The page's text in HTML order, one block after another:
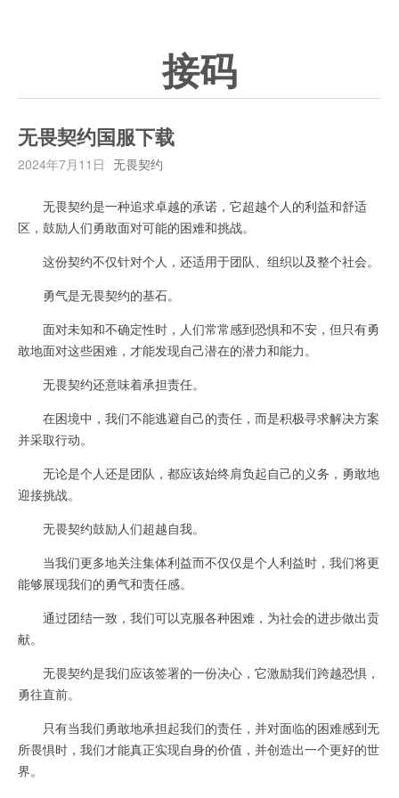
接码
无畏契约国服下载
2024年7月11日 无畏契约
无畏契约是一种追求卓越的承诺，它超越个人的利益和舒适
区，鼓励人们勇敢面对可能的困难和挑战。
这份契约不仅针对个人，还适用于团队、组织以及整个社会。
勇气是无畏契约的基石。
面对未知和不确定性时，人们常常感到恐惧和不安，但只有勇
敢地面对这些困难，才能发现自己潜在的潜力和能力。
无畏契约还意味着承担责任。
在困境中，我们不能逃避自己的责任，而是积极寻求解决方案
并采取行动。
无论是个人还是团队，都应该始终肩负起自己的义务，勇敢地
迎接挑战。
无畏契约鼓励人们超越自我。
当我们更多地关注集体利益而不仅仅是个人利益时，我们将更
能够展现我们的勇气和责任感。
通过团结一致，我们可以克服各种困难，为社会的进步做出贡
献。
无畏契约是我们应该签署的一份决心，它激励我们跨越恐惧，
勇往直前。
只有当我们勇敢地承担起我们的责任，并对面临的困难感到无
所畏惧时，我们才能真正实现自身的价值，并创造出一个更好的世
界。